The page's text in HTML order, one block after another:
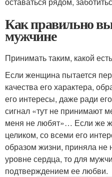
Как правильно
мужчине
Принимать таким, какой
Если женщина пытается
качества его характера,
его интересы, даже ради
сигнал «тут не принимают
меня не любят»… Если же
целиком, со всеми его
образом жизни, приняла не
уровне сердца, то для
подтверждением ее любви.